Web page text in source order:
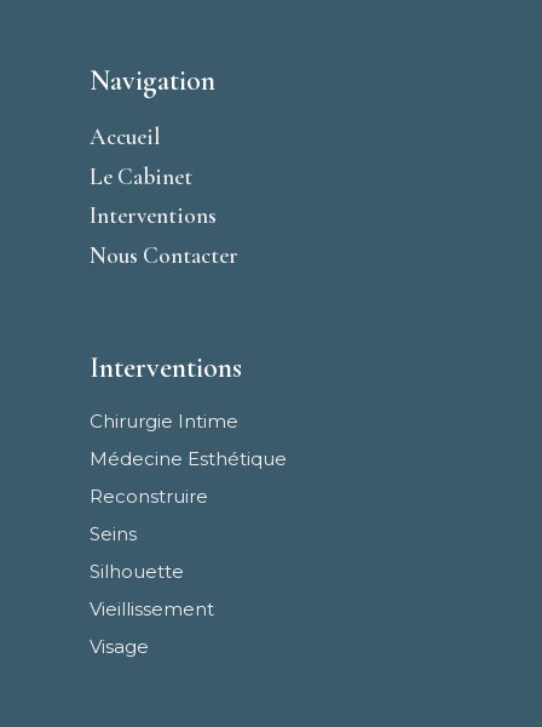
Navigation
Accueil
Le Cabinet
Interventions
Nous Contacter
Interventions
Chirurgie Intime
Médecine Esthétique
Reconstruire
Seins
Silhouette
Vieillissement
Visage